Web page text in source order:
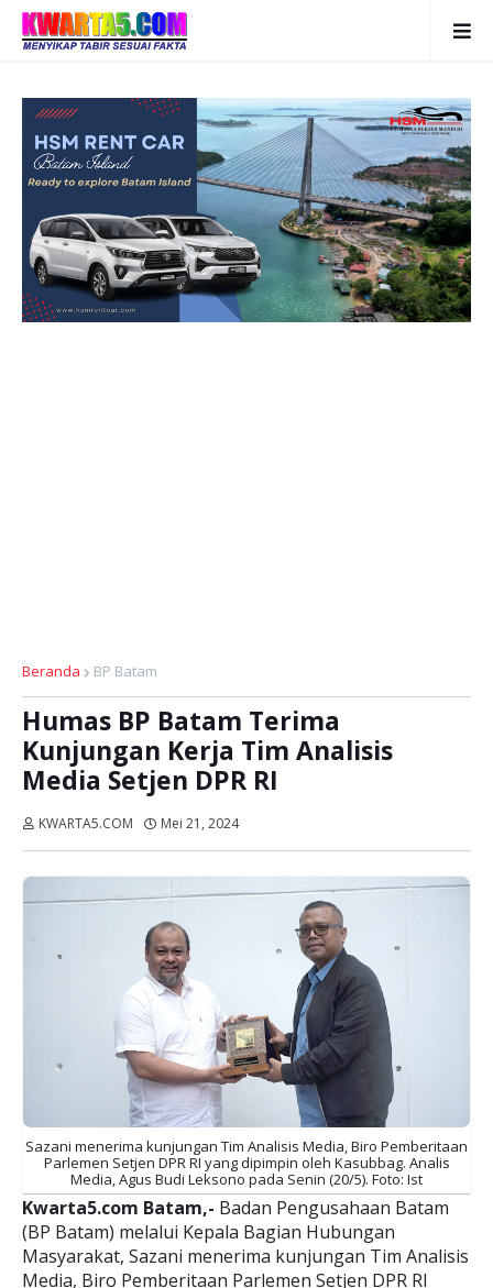
Beranda BP Batam
Humas BP Batam Terima
Kunjungan Kerja Tim Analisis
Media Setjen DPR RI
KWARTA5.COM Mei 21, 2024
Sazani menerima kunjungan Tim Analisis Media, Biro Pemberitaan
Parlemen Setjen DPR RI yang dipimpin oleh Kasubbag. Analis
Media, Agus Budi Leksono pada Senin (20/5). Foto: Ist
Kwarta5.com Batam,- Badan Pengusahaan Batam
(BP Batam) melalui Kepala Bagian Hubungan
Masyarakat, Sazani menerima kunjungan Tim Analisis
Media, Biro Pemberitaan Parlemen Setjen DPR RI